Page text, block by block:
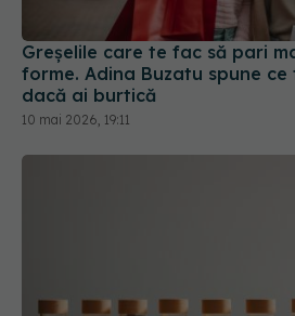
Greșelile care te fac să pari
forme. Adina Buzatu spune
dacă ai burtică
10 mai 2026, 19:11